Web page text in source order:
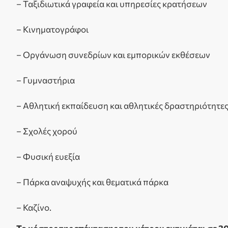
– Ταξιδιωτικά γραφεία και υπηρεσίες κρατήσεων
– Κινηματογράφοι
– Οργάνωση συνεδρίων και εμπορικών εκθέσεων
– Γυμναστήρια
– Αθλητική εκπαίδευση και αθλητικές
– Σχολές χορού
– Φυσική ευεξία
– Πάρκα αναψυχής και θεματικά πάρκα
– Καζίνο.